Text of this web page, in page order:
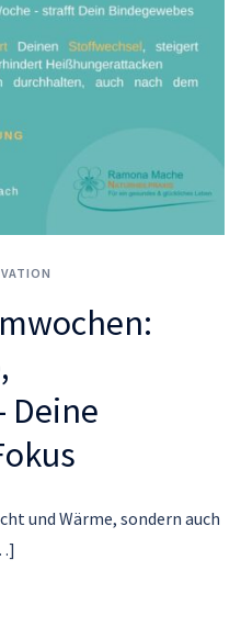
Deine
und Wärme, sondern auch